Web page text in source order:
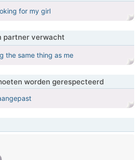
for my girl
partner verwacht
the same thing as me
worden gerespecteerd